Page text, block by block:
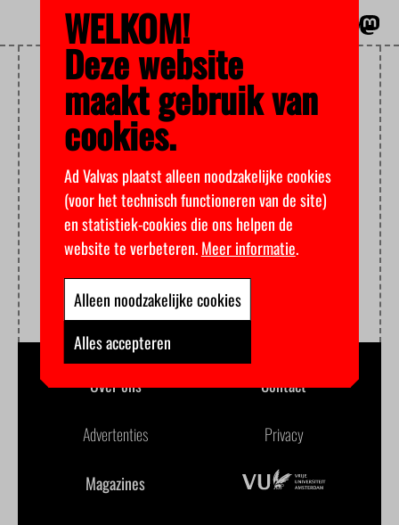
ONCOLOGIE
Over ons Contact
Advertenties Privacy
Magazines
WELKOM!
Deze website
maakt gebruik van
cookies.
Ad Valvas plaatst alleen noodzakelijke cookies
(voor het technisch functioneren van de site)
en statistiek-cookies die ons helpen de
website te verbeteren.Meer informatie.
Alleen noodzakelijke cookies
Alles accepteren